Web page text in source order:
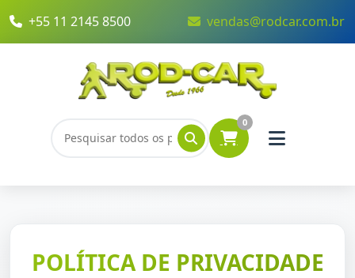
+55 11 2145 8500 vendas@rodcar.com.br
0
POLÍTICA DE PRIVACIDADE